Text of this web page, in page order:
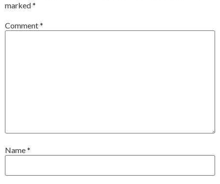
marked*
Comment*
Name*